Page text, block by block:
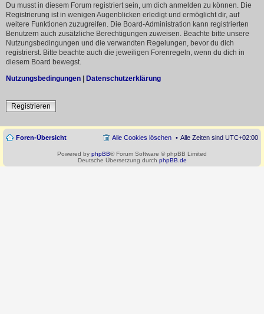
Du musst in diesem Forum registriert sein, um dich anmelden zu können. Die
Registrierung ist in wenigen Augenblicken erledigt und ermöglicht dir, auf
weitere Funktionen zuzugreifen. Die Board-Administration kann registrierten
Benutzern auch zusätzliche Berechtigungen zuweisen. Beachte bitte unsere
Nutzungsbedingungen und die verwandten Regelungen, bevor du dich
registrierst. Bitte beachte auch die jeweiligen Forenregeln, wenn du dich in
diesem Board bewegst.
Nutzungsbedingungen | Datenschutzerklärung
Registrieren
Foren-Übersicht Alle Zeiten sind UTC+02:00
Alle Cookies löschen
Powered by phpBB® Forum Software © phpBB Limited
Deutsche Übersetzung durch phpBB.de